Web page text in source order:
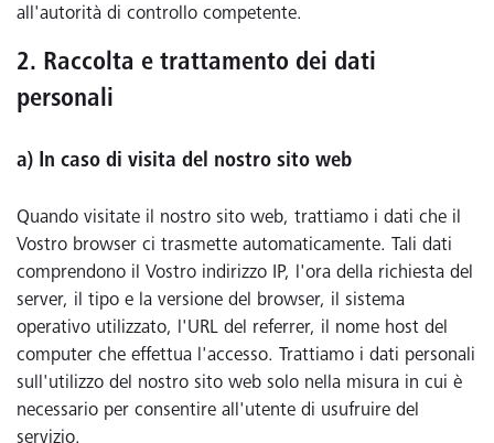
all'autorità di controllo competente.
2. Raccolta e trattamento dei dati
personali
a) In caso di visita del nostro sito web
Quando visitate il nostro sito web, trattiamo i dati che il
Vostro browser ci trasmette automaticamente. Tali dati
comprendono il Vostro indirizzo IP, l'ora della richiesta del
server, il tipo e la versione del browser, il sistema
operativo utilizzato, l'URL del referrer, il nome host del
computer che effettua l'accesso. Trattiamo i dati personali
sull'utilizzo del nostro sito web solo nella misura in cui è
necessario per consentire all'utente di usufruire del
servizio.